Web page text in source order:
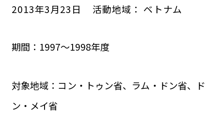
2013年3月23 日 活動地域： ベトナム
期間：1997～1998年度
対象地域：コン・トゥン省、ラム・ドン省、ド
ン・メイ省